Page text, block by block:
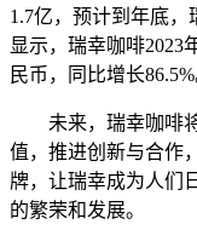
1.7亿，预计到年底，
显示，瑞幸咖啡2023
民币，同比增长86.5%
未来，瑞幸咖啡将
值，推进创新与合作
牌，让瑞幸成为人们
的繁荣和发展。